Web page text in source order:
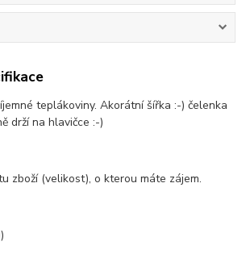
teplákoviny. Akorátní šířka :-) čelenka
drží na hlavičce :-)
zboží (velikost), o kterou máte zájem.